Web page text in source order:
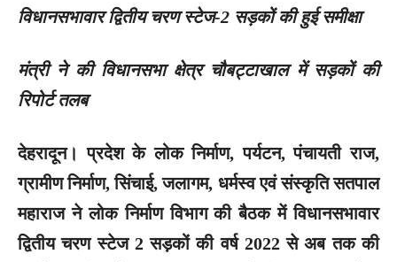
विधानसभावार द्वितीय चरण स्टेज-2 सड़कों की हुई समीक्षा
मंत्री ने की विधानसभा क्षेत्र चौबट्टाखाल में सड़कों की
रिपोर्ट तलब
देहरादून। प्रदेश के लोक निर्माण, पर्यटन, पंचायती राज,
ग्रामीण निर्माण, सिंचाई, जलागम, धर्मस्व एवं संस्कृति सतपाल
महाराज ने लोक निर्माण विभाग की बैठक में विधानसभावार
द्वितीय चरण स्टेज 2 सड़कों की वर्ष 2022 से अब तक की